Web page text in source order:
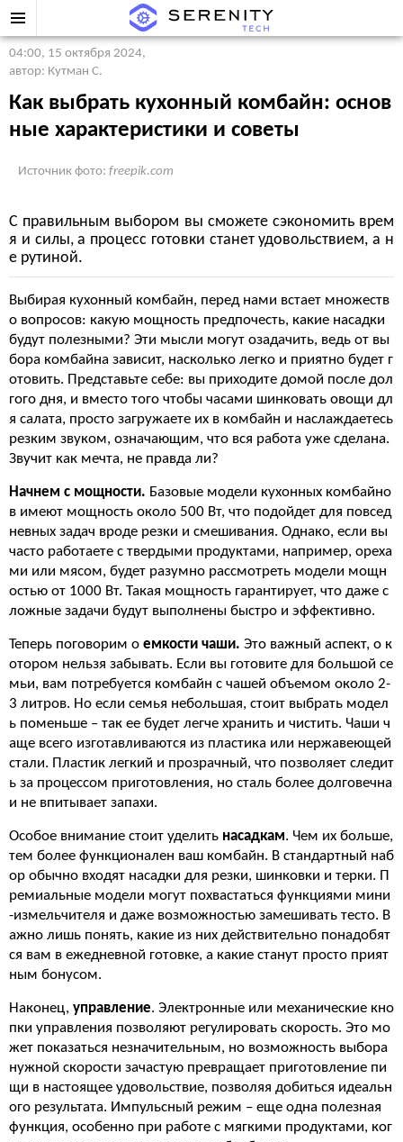
04:00, 15 октября 2024,
автор: Кутман С.
Как выбрать кухонный комбайн: основ
ные характеристики и советы
Источник фото: freepik.com
С правильным выбором вы сможете сэкономить врем
я и силы, а процесс готовки станет удовольствием, а н
е рутиной.
Выбирая кухонный комбайн, перед нами встает множеств
о вопросов: какую мощность предпочесть, какие насадки
будут полезными? Эти мысли могут озадачить, ведь от вы
бора комбайна зависит, насколько легко и приятно будет г
отовить. Представьте себе: вы приходите домой после дол
гого дня, и вместо того чтобы часами шинковать овощи дл
я салата, просто загружаете их в комбайн и наслаждаетесь
резким звуком, означающим, что вся работа уже сделана.
Звучит как мечта, не правда ли?
Начнем с мощности. Базовые модели кухонных комбайно
в имеют мощность около 500 Вт, что подойдет для повсед
невных задач вроде резки и смешивания. Однако, если вы
часто работаете с твердыми продуктами, например, ореха
ми или мясом, будет разумно рассмотреть модели мощн
остью от 1000 Вт. Такая мощность гарантирует, что даже с
ложные задачи будут выполнены быстро и эффективно.
Теперь поговорим о емкости чаши. Это важный аспект, о к
отором нельзя забывать. Если вы готовите для большой се
мьи, вам потребуется комбайн с чашей объемом около 2-
3 литров. Но если семья небольшая, стоит выбрать модел
ь поменьше – так ее будет легче хранить и чистить. Чаши ч
аще всего изготавливаются из пластика или нержавеющей
стали. Пластик легкий и прозрачный, что позволяет следит
ь за процессом приготовления, но сталь более долговечна
и не впитывает запахи.
Особое внимание стоит уделить насадкам. Чем их больше,
тем более функционален ваш комбайн. В стандартный наб
ор обычно входят насадки для резки, шинковки и терки. П
ремиальные модели могут похвастаться функциями мини
-измельчителя и даже возможностью замешивать тесто. В
ажно лишь понять, какие из них действительно понадобят
ся вам в ежедневной готовке, а какие станут просто прият
ным бонусом.
Наконец, управление. Электронные или механические кно
пки управления позволяют регулировать скорость. Это мо
жет показаться незначительным, но возможность выбора
нужной скорости зачастую превращает приготовление пи
щи в настоящее удовольствие, позволяя добиться идеальн
ого результата. Импульсный режим – еще одна полезная
функция, особенно при работе с мягкими продуктами, ког